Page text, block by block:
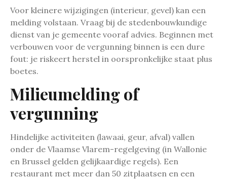
Voor kleinere wijzigingen (interieur, gevel) kan een
melding volstaan. Vraag bij de stedenbouwkundige
dienst van je gemeente vooraf advies. Beginnen met
verbouwen voor de vergunning binnen is een dure
fout: je riskeert herstel in oorspronkelijke staat plus
boetes.
Milieumelding of
vergunning
Hindelijke activiteiten (lawaai, geur, afval) vallen
onder de Vlaamse Vlarem-regelgeving (in Wallonie
en Brussel gelden gelijkaardige regels). Een
restaurant met meer dan 50 zitplaatsen en een